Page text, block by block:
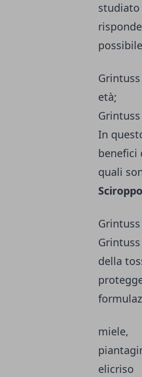
studiato
età;
In
benefici
quali
Sciroppo
della
miele,
elicriso